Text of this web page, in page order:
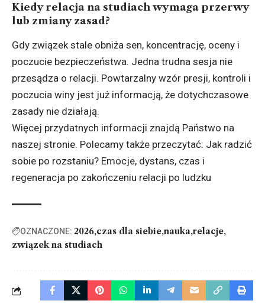
Kiedy relacja na studiach wymaga przerwy
lub zmiany zasad?
Gdy związek stale obniża sen, koncentrację, oceny i
poczucie bezpieczeństwa. Jedna trudna sesja nie
przesądza o relacji. Powtarzalny wzór presji, kontroli i
poczucia winy jest już informacją, że dotychczasowe
zasady nie działają.
Więcej przydatnych informacji znajdą Państwo na
naszej stronie. Polecamy także przeczytać: Jak radzić
sobie po rozstaniu? Emocje, dystans, czas i
regeneracja po zakończeniu relacji po ludzku
OZNACZONE: 2026 czas dla siebie nauka relacje
związek na studiach